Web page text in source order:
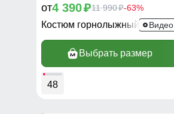
от4 390p11 990p-63%
Костюм горнолыжный 370JВидео
Выбрать размер
48